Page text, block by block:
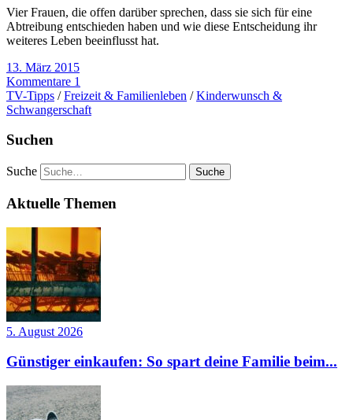
Vier Frauen, die offen darüber sprechen, dass sie sich für eine
Abtreibung entschieden haben und wie diese Entscheidung ihr
weiteres Leben beeinflusst hat.
13. März 2015
Kommentare 1
TV-Tipps /Freizeit & Familienleben /Kinderwunsch &
Schwangerschaft
Suchen
Suche
Aktuelle Themen
5. August 2026
Günstiger einkaufen: So spart deine Familie beim...